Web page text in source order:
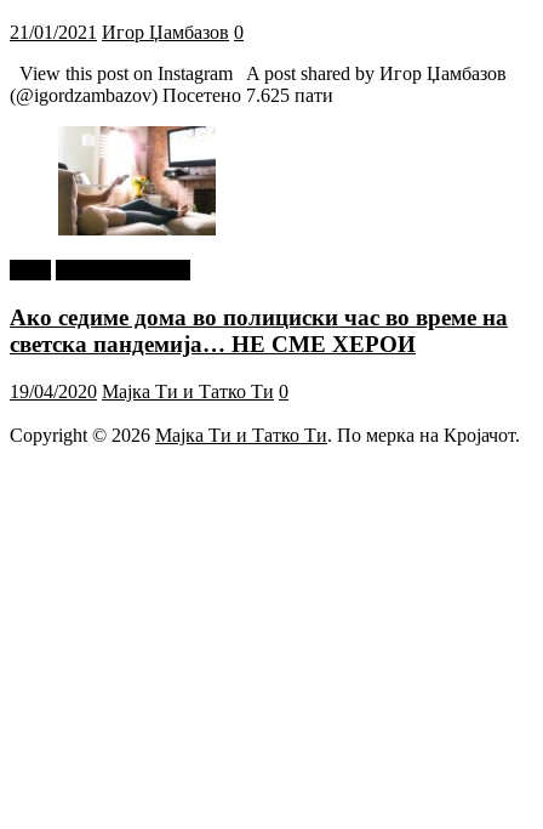
21/01/2021 Игор Џамбазов 0
View this post on Instagram A post shared by Игор Џамбазов
(@igordzambazov) Посетено 7.625 пати
Ако седиме дома во полициски час во време на
светска пандемија… НЕ СМЕ ХЕРОИ
19/04/2020 Мајка Ти и Татко Ти 0
Copyright © 2026 Мајка Ти и Татко Ти. По мерка на Кројачот.